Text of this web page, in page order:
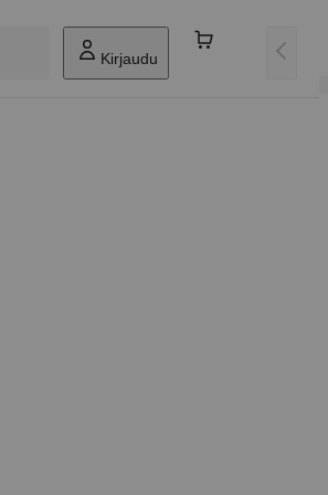
Kirjaudu